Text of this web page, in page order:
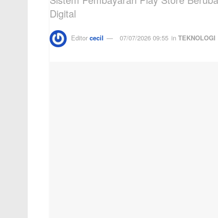
Digital
Editor cecil 07/07/2026 09:55 in TEKNOLOGI